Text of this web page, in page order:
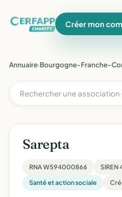
Créer mon
Annuaire›Bourgogne-Franche-
Sarepta
RNA W594000866
SIREN
Santé et action sociale